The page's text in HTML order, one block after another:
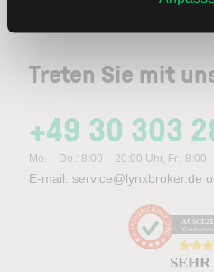
Treten Sie mit
+49 30 303
Mo. – Do.: 8:00 – 20:00 Uhr, Fr.: 8:00
E-mail: service@lynxbroker.de